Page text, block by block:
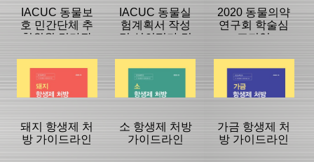
|
2021/01/27
|
2021/01/27
|
2021/01/06
IACUC 동물보
호 민간단체 추
천위원 길라잡
IACUC Lay
Memeber
분류명 : 단행본
IACUC 동물실
험계획서 작성
및 심의평가 길
for the Animal
Study Protocols
분류명 : 단행본
|
2020 동물의약
연구회 학술심
포지엄
분류명 : 단행본
돼지 항생제 처
방 가이드라인
소 항생제 처방
가이드라인
가금 항생제 처
방 가이드라인